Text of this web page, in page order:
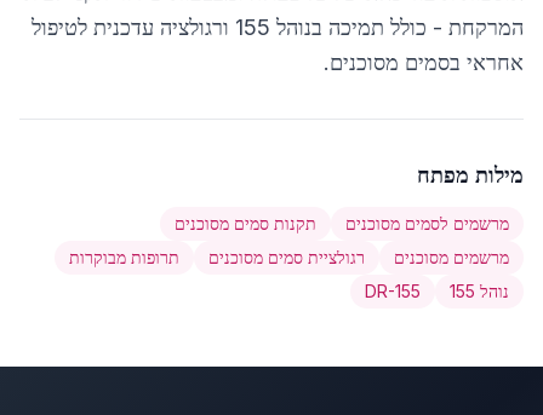
המרקחת - כולל תמיכה בנוהל 155 ורגולציה עדכנית לטיפול
אחראי בסמים מסוכנים.
מילות מפתח
מרשמים לסמים מסוכנים
תקנות סמים מסוכנים
מרשמים מסוכנים
רגולציית סמים מסוכנים
תרופות מבוקרות
נוהל 155
DR-155